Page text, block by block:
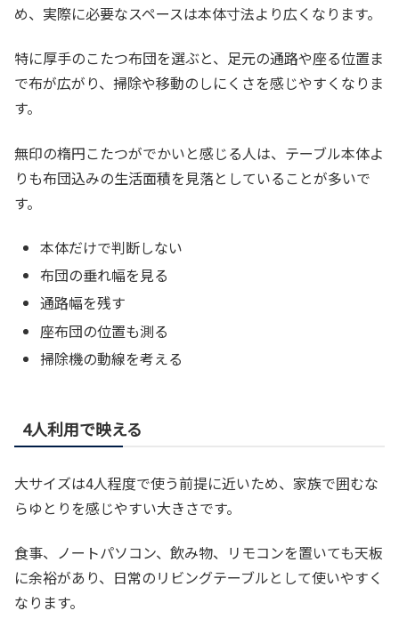
め、実際に必要なスペースは本体寸法より広くなります。
特に厚手のこたつ布団を選ぶと、足元の通路や座る位置ま
で布が広がり、掃除や移動のしにくさを感じやすくなりま
す。
無印の楕円こたつがでかいと感じる人は、テーブル本体よ
りも布団込みの生活面積を見落としていることが多いで
す。
本体だけで判断しない
布団の垂れ幅を見る
通路幅を残す
座布団の位置も測る
掃除機の動線を考える
4人利用で映える
大サイズは4人程度で使う前提に近いため、家族で囲むな
らゆとりを感じやすい大きさです。
食事、ノートパソコン、飲み物、リモコンを置いても天板
に余裕があり、日常のリビングテーブルとして使いやすく
なります。